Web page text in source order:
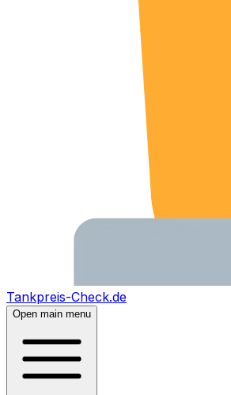
Tankpreis-Check.de
Open main menu